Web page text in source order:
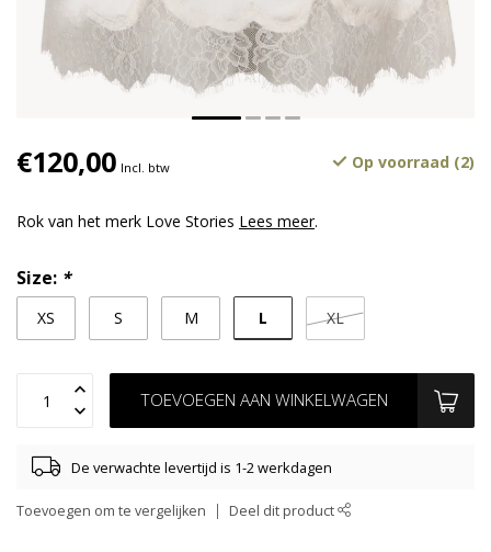
€120,00 Incl. btw Op voorraad (2)
Rok van het merk Love Stories Lees meer.
Size: *
XS S M L XL
TOEVOEGEN AAN WINKELWAGEN
De verwachte levertijd is 1-2 werkdagen
Toevoegen om te vergelijken Deel dit product